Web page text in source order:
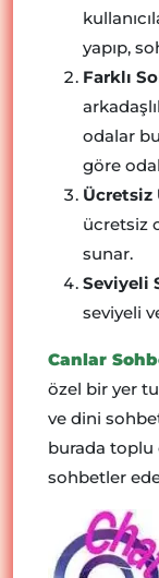
yapıp,
Farklı
odalar
göre
Ücretsiz
ücretsiz
sunar.
Seviyeli
seviyeli
Canlar
özel bir yer
ve dini
burada toplu
sohbetler